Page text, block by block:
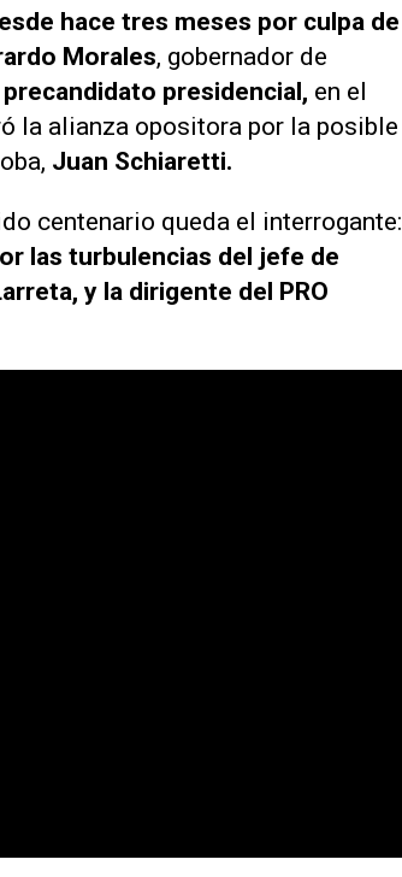
hace tres meses por culpa de
Morales, gobernador de
precandidato presidencial, en el
la alianza opositora por la posible
Juan Schiaretti.
centenario queda el interrogante:
las turbulencias del jefe de
y la dirigente del PRO